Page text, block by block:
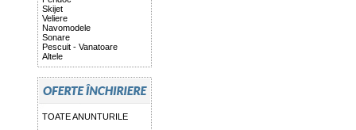
Skijet
Veliere
Navomodele
Sonare
Pescuit - Vanatoare
Altele
TOATE ANUNTURILE